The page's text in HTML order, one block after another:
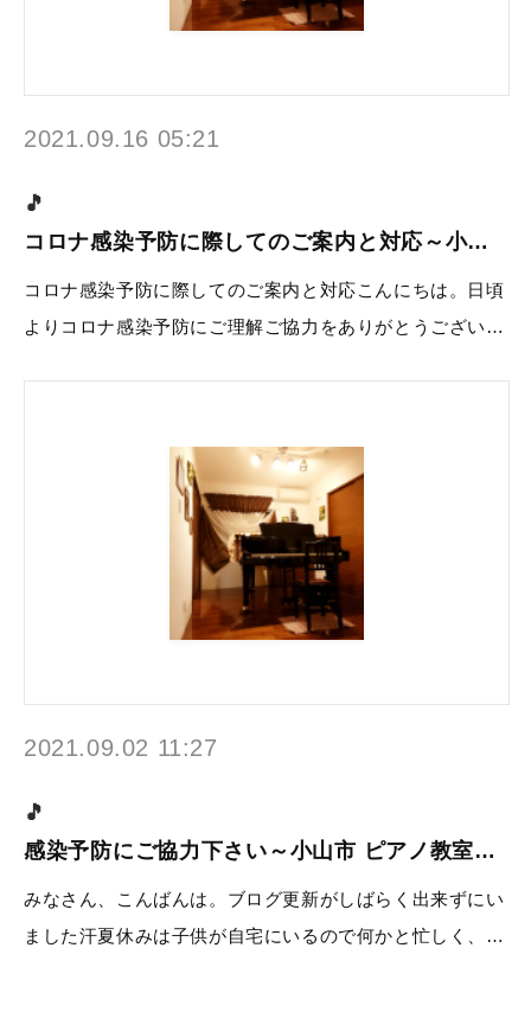
2021.09.16 05:21
コロナ感染予防に際してのご案内と対応～小…
コロナ感染予防に際してのご案内と対応こんにちは。日頃
よりコロナ感染予防にご理解ご協力をありがとうござい…
2021.09.02 11:27
感染予防にご協力下さい～小山市 ピアノ教室…
みなさん、こんばんは。ブログ更新がしばらく出来ずにい
ました汗夏休みは子供が自宅にいるので何かと忙しく、…